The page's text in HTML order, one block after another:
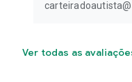
Ver todas as